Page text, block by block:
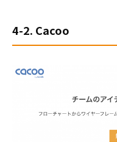
4-2. Cacoo